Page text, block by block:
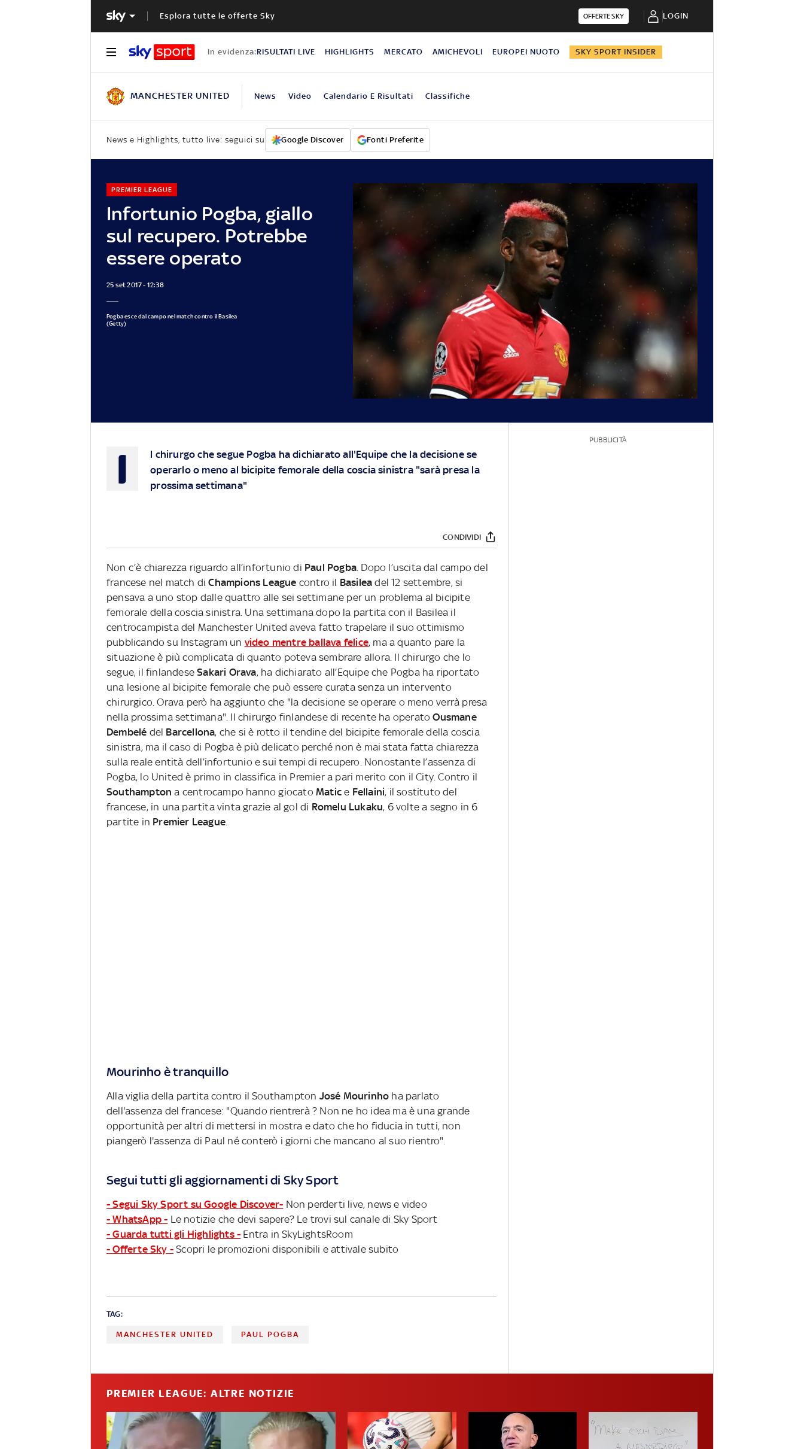
Esplora tutte le offerte Sky OFFERTE SKY LOGIN
In evidenza:RISULTATI LIVE HIGHLIGHTS MERCATO AMICHEVOLI EUROPEI NUOTO SKY SPORT INSIDER
MANCHESTER UNITED News Video Calendario E Risultati Classifiche
News e Highlights, tutto live: seguici su Google Discover Fonti Preferite
Infortunio Pogba, giallo
sul recupero. Potrebbe
essere operato
PREMIER LEAGUE
25 set 2017 - 12:38
Pogba esce dal campo nel match contro il Basilea
(Getty)
I
l chirurgo che segue Pogba ha dichiarato all'Equipe che la decisione se
operarlo o meno al bicipite femorale della coscia sinistra "sarà presa la
prossima settimana"
CONDIVIDI
Non c’è chiarezza riguardo all’infortunio di Paul Pogba. Dopo l’uscita dal campo del
francese nel match diChampions League contro il Basilea del 12 settembre, si
pensava a uno stop dalle quattro alle sei settimane per un problema al bicipite
femorale della coscia sinistra. Una settimana dopo la partita con il Basilea il
centrocampista del Manchester United aveva fatto trapelare il suo ottimismo
pubblicando su Instagram un video mentre ballava felice, ma a quanto pare la
situazione è più complicata di quanto poteva sembrare allora. Il chirurgo che lo
segue, il finlandeseSakari Orava, ha dichiarato all’Equipe che Pogba ha riportato
una lesione al bicipite femorale che può essere curata senza un intervento
chirurgico. Orava però ha aggiunto che "la decisione se operare o meno verrà presa
nella prossima settimana". Il chirurgo finlandese di recente ha operatoOusmane
Dembelé del Barcellona, che si è rotto il tendine del bicipite femorale della coscia
sinistra, ma il caso di Pogba è più delicato perché non è mai stata fatta chiarezza
sulla reale entità dell’infortunio e sui tempi di recupero. Nonostante l’assenza di
Pogba, lo United è primo in classifica in Premier a pari merito con il City. Contro il
Southampton a centrocampo hanno giocatoMatic e Fellaini, il sostituto del
francese, in una partita vinta grazie al gol di Romelu Lukaku, 6 volte a segno in 6
partite in Premier League.
Mourinho è tranquillo
Alla viglia della partita contro il Southampton José Mourinho ha parlato
dell'assenza del francese: "Quando rientrerà ? Non ne ho idea ma è una grande
opportunità per altri di mettersi in mostra e dato che ho fiducia in tutti, non
piangerò l'assenza di Paul né conterò i giorni che mancano al suo rientro".
Segui tutti gli aggiornamenti di Sky Sport
- Segui Sky Sport su Google Discover- Non perderti live, news e video
- WhatsApp - Le notizie che devi sapere? Le trovi sul canale di Sky Sport
- Guarda tutti gli Highlights - Entra in SkyLightsRoom
- Offerte Sky - Scopri le promozioni disponibili e attivale subito
TAG:
MANCHESTER UNITED PAUL POGBA
PUBBLICITÀ
PREMIER LEAGUE: ALTRE NOTIZIE